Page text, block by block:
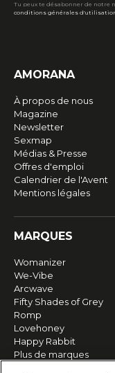
Tu peux te désabonner de notre
conditions générales
AMORANA
À propos de nous
Magazine
Newsletter
Sexmap
Médias & Presse
Offres d'emploi
Calendrier de l'Avent
Mentions légales
MARQUES
Womanizer
We-Vibe
Arcwave
Fifty Shades of Grey
Romp
Lovehoney
Happy Rabbit
Plus de marques